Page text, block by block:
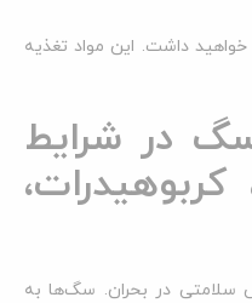
داشت. این مواد تغذیه
در شرایط
در بحران. سگ‌ها به